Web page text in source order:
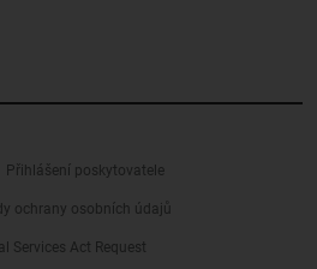
Přihlášení poskytovatele
ochrany osobních údajů
Services Act Request